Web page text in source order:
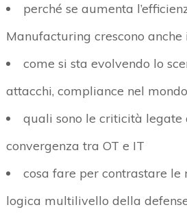
perché se aumenta
Manufacturing crescono
come si sta evolvendo lo
attacchi, compliance nel
quali sono le criticità legate
convergenza tra OT e IT
cosa fare per contrastare le
logica multilivello della